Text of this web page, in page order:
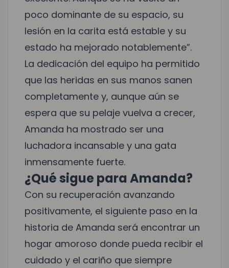
poco dominante de su espacio, su
lesión en la carita está estable y su
estado ha mejorado notablemente”.
La dedicación del equipo ha permitido
que las heridas en sus manos sanen
completamente y, aunque aún se
espera que su pelaje vuelva a crecer,
Amanda ha mostrado ser una
luchadora incansable y una gata
inmensamente fuerte.
¿Qué sigue para Amanda?
Con su recuperación avanzando
positivamente, el siguiente paso en la
historia de Amanda será encontrar un
hogar amoroso donde pueda recibir el
cuidado y el cariño que siempre